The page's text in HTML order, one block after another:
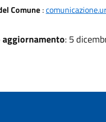
Comune:
: 5